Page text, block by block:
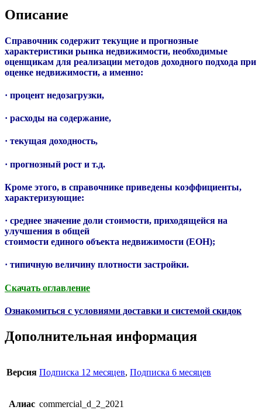
Описание
Справочник содержит текущие и прогнозные
характеристики рынка недвижимости, необходимые
оценщикам для реализации методов доходного подхода при
оценке недвижимости, а именно:
· процент недозагрузки,
· расходы на содержание,
· текущая доходность,
· прогнозный рост и т.д.
Кроме этого, в справочнике приведены коэффициенты,
характеризующие:
· среднее значение доли стоимости, приходящейся на
улучшения в общей
стоимости единого объекта недвижимости (ЕОН);
· типичную величину плотности застройки.
Скачать оглавление
Ознакомиться с условиями доставки и системой скидок
Дополнительная информация
Версия Подписка 12 месяцев, Подписка 6 месяцев
Алиас commercial_d_2_2021